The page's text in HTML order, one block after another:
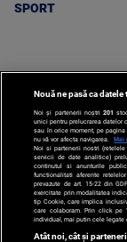
SPORT
SPORT
Nouă ne pasă ca
Noi și partenerii noștri 201
unici pentru prelucrarea
sau în orice moment, pe
nu vă vor afecta navigarea.
Mai
Noi si partenerii nostri
servicii de date analitice)
continutul si anunturile
functionalitati aferente
prevazute de art. 15-22 din
exercitate prin modalitatea
tip Cookie, care implica
care colaboram. Prin click pe
individual, mai putin cele legate
Atât noi, cât și